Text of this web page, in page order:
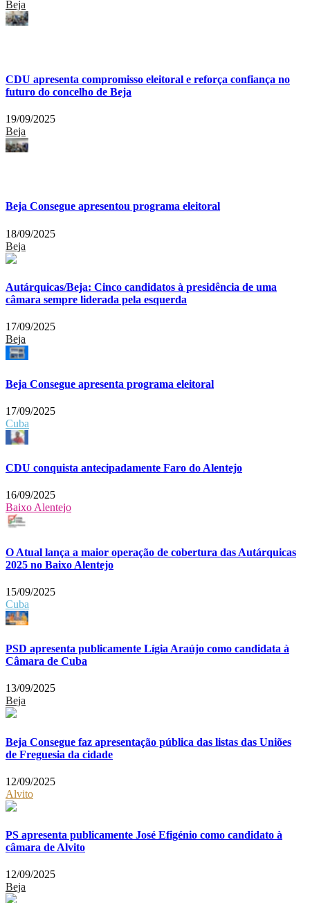
Beja
CDU apresenta compromisso eleitoral e reforça confiança no
futuro do concelho de Beja
19/09/2025
Beja
Beja Consegue apresentou programa eleitoral
18/09/2025
Beja
Autárquicas/Beja: Cinco candidatos à presidência de uma
câmara sempre liderada pela esquerda
17/09/2025
Beja
Beja Consegue apresenta programa eleitoral
17/09/2025
Cuba
CDU conquista antecipadamente Faro do Alentejo
16/09/2025
Baixo Alentejo
O Atual lança a maior operação de cobertura das Autárquicas
2025 no Baixo Alentejo
15/09/2025
Cuba
PSD apresenta publicamente Lígia Araújo como candidata à
Câmara de Cuba
13/09/2025
Beja
Beja Consegue faz apresentação pública das listas das Uniões
de Freguesia da cidade
12/09/2025
Alvito
PS apresenta publicamente José Efigénio como candidato à
câmara de Alvito
12/09/2025
Beja